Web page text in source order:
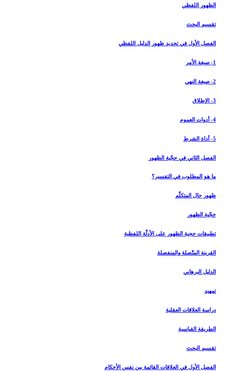
الظهور اللفظي
تقسيم البحث
الفصل الأول في تحديد ظهور الدليل اللفظي‏
1- صيغة الأمر
2- صيغة النهي
3- الإطلاق
4- أدوات العموم
5- أداة الشرط
الفصل الثاني في حجّية الظهور
ما هو المطلوب في التفسير؟
ظهور حال المتكلّم
حجّية الظهور
تطبيقات حجية الظهور على الأدلّة اللفظية
القرينة المتّصلة والمنفصلة
الدليل البرهاني‏
تمهيد
دراسة العلاقات العقلية
الطريقة القياسية
تقسيم البحث
الفصل الأول في العلاقات القائمة بين نفس الأحكام‏